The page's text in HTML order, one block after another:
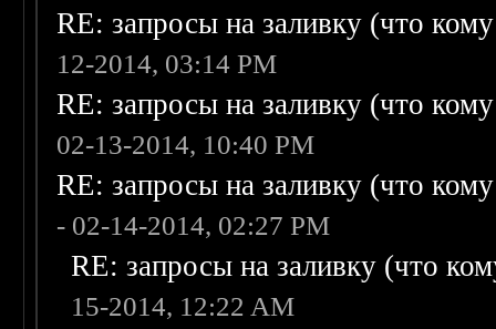
RE: запросы на заливку (что
12-2014, 03:14 PM
RE: запросы на заливку (что
02-13-2014, 10:40 PM
RE: запросы на заливку (что
- 02-14-2014, 02:27 PM
RE: запросы на заливку (что
15-2014, 12:22 AM